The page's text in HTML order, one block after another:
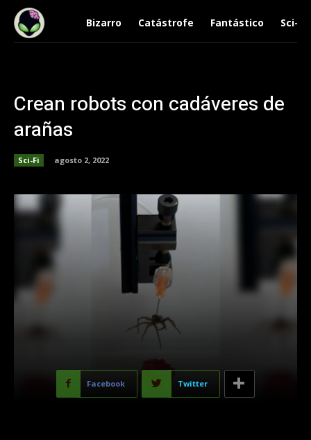
Bizarro Catástrofe Fantástico Sci-Fi
Crean robots con cadáveres de
arañas
Sci-Fi agosto 2, 2022
Facebook Twitter